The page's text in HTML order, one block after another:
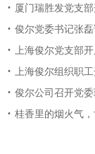
厦门瑞胜发党支
俊尔党委书记张
上海俊尔党支部
上海俊尔组织职工
俊尔公司召开党委
桂香里的烟火气